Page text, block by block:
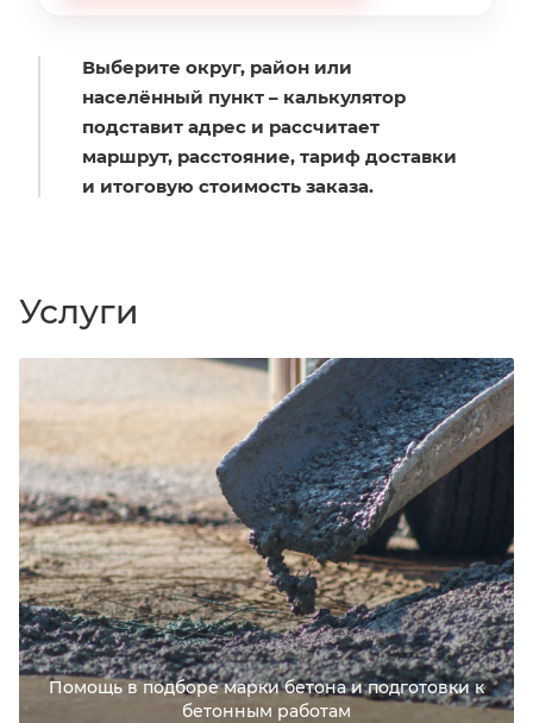
Выберите округ, район или
населённый пункт – калькулятор
подставит адрес и рассчитает
маршрут, расстояние, тариф доставки
и итоговую стоимость заказа.
Услуги
Помощь в подборе марки бетона и подготовки к
бетонным работам